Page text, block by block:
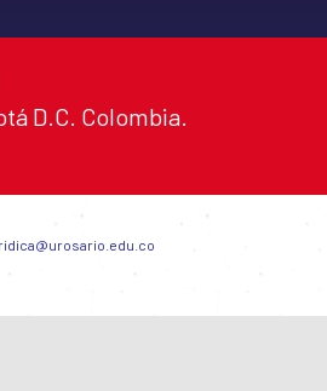
D.C. Colombia.